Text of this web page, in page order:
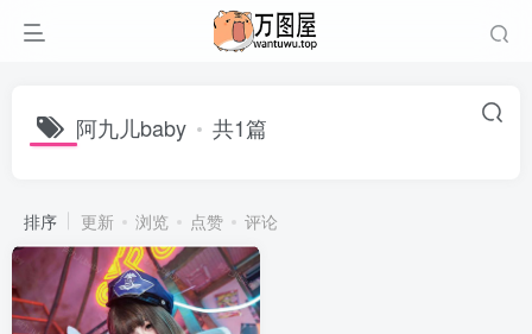
阿九儿baby 共1篇
排序 更新 浏览 点赞 评论